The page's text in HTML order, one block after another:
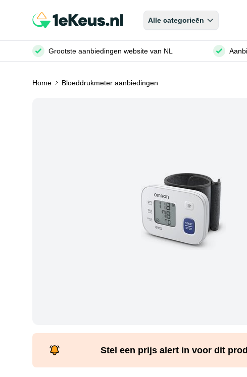
Alle categorieēn
Grootste aanbiedingen website van NL
Home Bloeddrukmeter aanbiedingen
Stel een prijs alert in voor dit